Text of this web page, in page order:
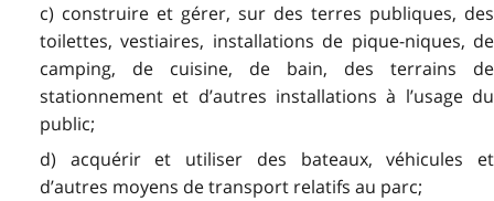
c) construire et gérer, sur des terres publiques, des
toilettes, vestiaires, installations de pique-niques, de
camping, de cuisine, de bain, des terrains de
stationnement et d’autres installations à l’usage du
public;
d) acquérir et utiliser des bateaux, véhicules et
d’autres moyens de transport relatifs au parc;